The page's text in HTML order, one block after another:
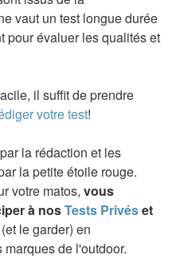
vaut un test longue durée
pour évaluer les qualités et
il suffit de prendre
votre test!
la rédaction et les
la petite étoile rouge.
votre matos, vous
à nosTests Privéset
(et le garder) en
de l'outdoor.